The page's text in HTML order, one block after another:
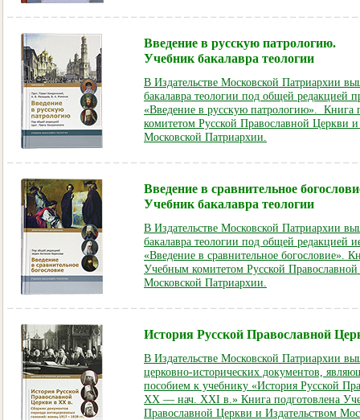
Введение в русскую патрологию.
Учебник бакалавра теологии
В Издательстве Московской Патриархии
бакалавра теологии под общей редакцией
«Введение в русскую патрологию». Книга
комитетом Русской Православной Церкви и
Московской Патриархии.
Введение в сравнительное
Учебник бакалавра теологии
В Издательстве Московской Патриархии
бакалавра теологии под общей редакцией
«Введение в сравнительное богословие».
Учебным комитетом Русской
Московской Патриархии
История Русской Православной
В Издательстве Московской Патриархии
церковно-исторических документов,
пособием к учебнику «История Русской
XX — нач. XXI в.» Книга подготовлена
Православной Церкви и Издательством